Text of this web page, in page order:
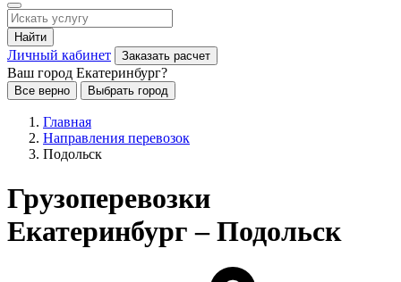
Найти
Личный кабинет Заказать расчет
Ваш город Екатеринбург?
Все верно Выбрать город
Главная
Направления перевозок
Подольск
Грузоперевозки
Екатеринбург – Подольск